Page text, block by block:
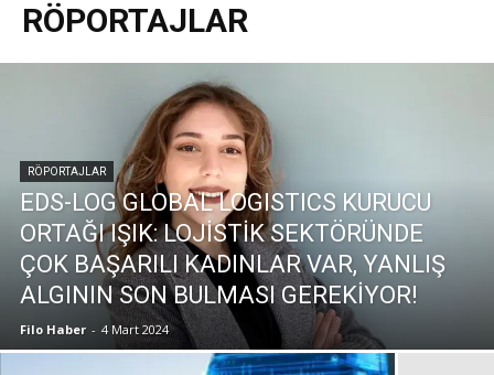
RÖPORTAJLAR
RÖPORTAJLAR
EDS-LOG GLOBAL LOGISTICS KURUCU
ORTAĞI IŞIK: LOJİSTİK SEKTÖRÜNDE
ÇOK BAŞARILI KADINLAR VAR, YANLIŞ
ALGININ SON BULMASI GEREKİYOR!
Filo Haber - 4 Mart 2024